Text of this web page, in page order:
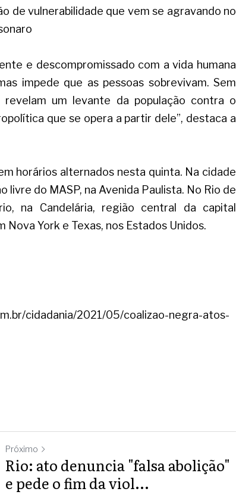
de vulnerabilidade que vem se agravando no
e descompromissado com a vida humana
impede que as pessoas sobrevivam. Sem
um levante da população contra o
que se opera a partir dele”, destaca a
horários alternados nesta quinta. Na cidade
livre do MASP, na Avenida Paulista. No Rio de
na Candelária, região central da capital
York e Texas, nos Estados Unidos.
cidadania/2021/05/coalizao-negra-atos-
Próximo
Rio: ato denuncia "falsa abolição"
e pede o fim da viol...